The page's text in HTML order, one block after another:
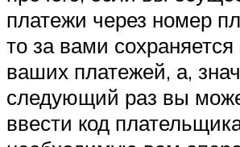
платежи через номер
то за вами сохраняется
ваших платежей, а,
следующий раз вы
ввести код